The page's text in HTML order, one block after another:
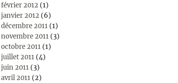
février 2012 (1)
janvier 2012 (6)
décembre 2011 (1)
novembre 2011 (3)
octobre 2011 (1)
juillet 2011 (4)
juin 2011 (3)
avril 2011 (2)